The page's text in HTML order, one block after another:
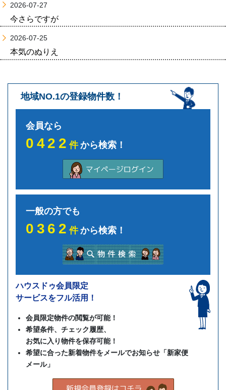
2026-07-27
今さらですが
2026-07-25
本気のぬりえ
地域NO.1の登録物件数！
会員なら
0422件から検索！
一般の方でも
0362件から検索！
ハウスドゥ会員限定
サービスをフル活用！
会員限定物件の閲覧が可能！
希望条件、チェック履歴、
お気に入り物件を保存可能！
希望に合った新着物件をメールでお知らせ「新家便
メール」